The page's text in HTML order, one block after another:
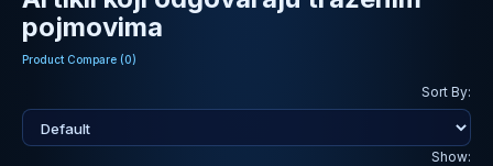
pojmovima
Product Compare (0)
Sort By:
Show: